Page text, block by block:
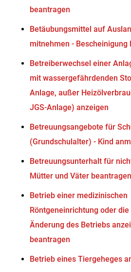
beantragen
Betäubungsmittel auf
mitnehmen - Bescheinigung
Betreiberwechsel einer
mit wassergefährdenden
Anlage, außer
JGS-Anlage) anzeigen
Betreuungsangebote für
(Grundschulalter) - Kind
Betreuungsunterhalt für
Mütter und Väter beantragen
Betrieb einer medizinischen
Röntgeneinrichtung oder
Änderung des Betriebs
beantragen
Betrieb eines Tiergeheges